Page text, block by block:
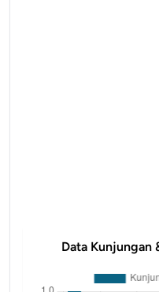
Data Kunjungan